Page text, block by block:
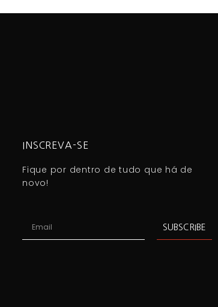
INSCREVA-SE
Fique por dentro de tudo que há de
novo!
SUBSCRIBE